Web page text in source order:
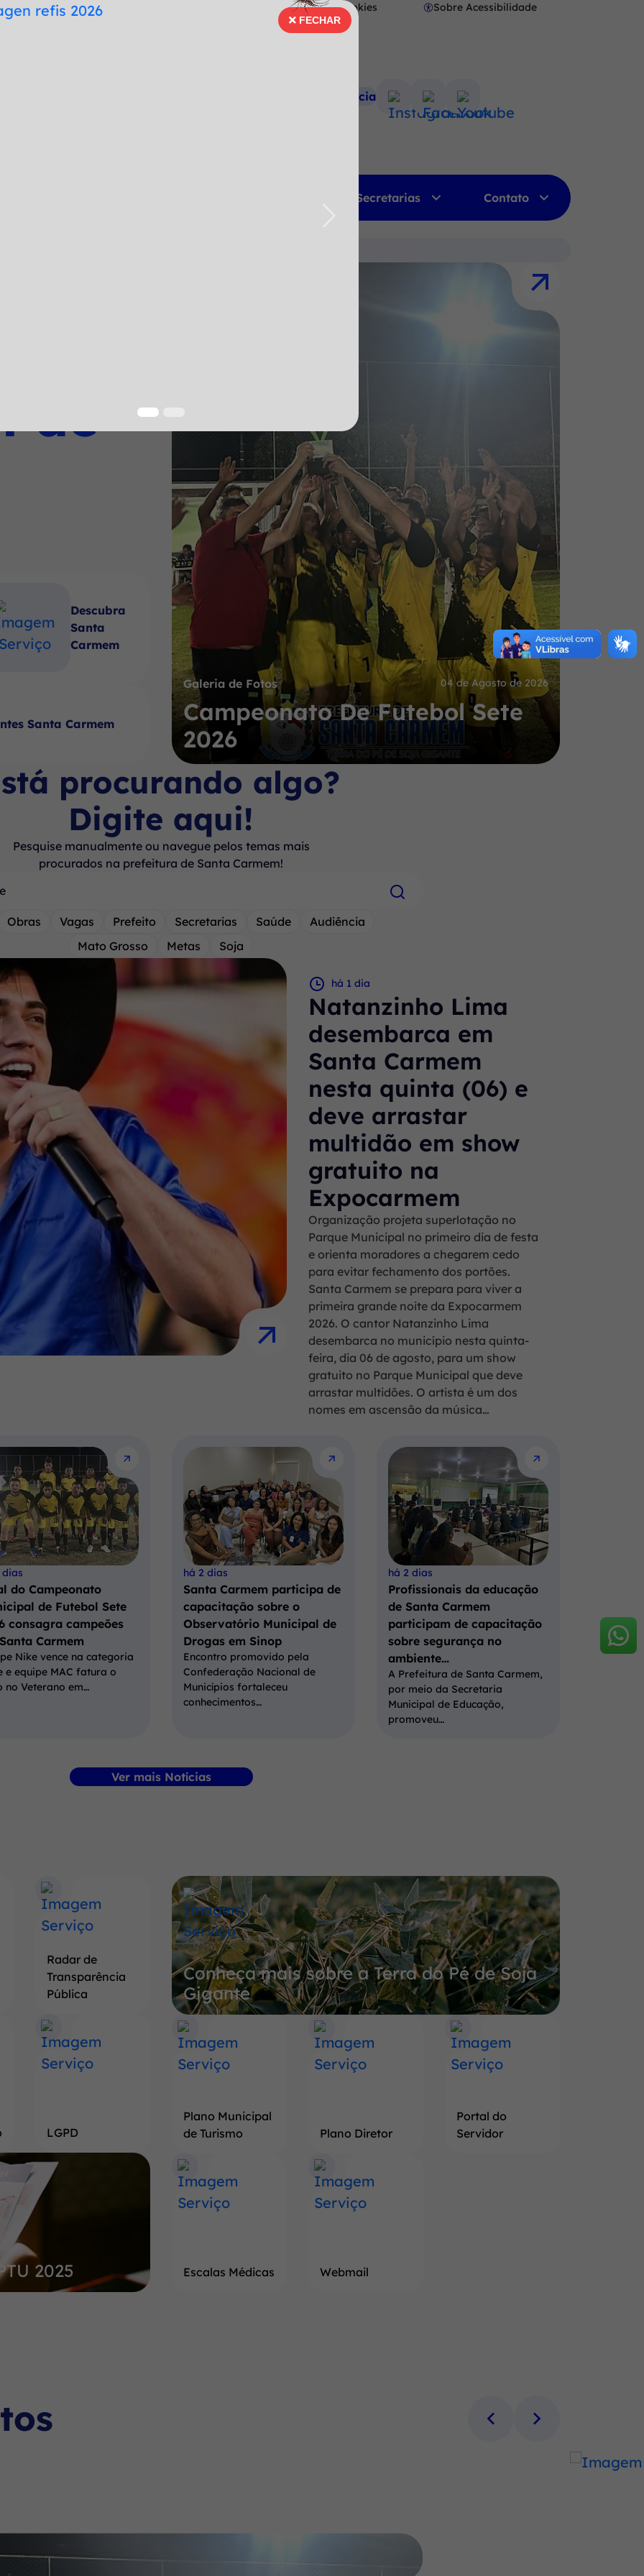
Mapa do Site Cookies
Abrir
Sobre Acessibilidade
Portal Transparência
Acessar
Social
Instagram
Acessar
a
Social
Facebook
Acessar
Social
Youtube
Secretarias Contato
FECHAR
Próximo
a
de
Descubra
Santa
Carmem
Santa Carmem
Galeria de Fotos 04 de Agosto de 2026
Campeonato De Futebol Sete
2026
procurando algo?
Digite aqui!
Pesquise manualmente ou navegue pelos temas mais
procurados na prefeitura de Santa Carmem!
Obras Vagas Prefeito Secretarias Saúde
Audiência
Mato Grosso
Metas Soja
há 1 dia
Natanzinho Lima
desembarca em
Santa Carmem
nesta quinta (06) e
deve arrastar
multidão em show
gratuito na
Expocarmem
Organização projeta superlotação no
Parque Municipal no primeiro dia de festa
e orienta moradores a chegarem cedo
para evitar fechamento dos portões.
Santa Carmem se prepara para viver a
primeira grande noite da Expocarmem
2026. O cantor Natanzinho Lima
desembarca no município nesta quinta-
feira, dia 06 de agosto, para um show
gratuito no Parque Municipal que deve
arrastar multidões. O artista é um dos
nomes em ascensão da música…
dias
do Campeonato
de Futebol Sete
consagra campeões
Carmem
Nike vence na categoria
e equipe MAC fatura o
no Veterano em…
há 2 dias
Santa Carmem participa de
capacitação sobre o
Observatório Municipal de
Drogas em Sinop
Encontro promovido pela
Confederação Nacional de
Municípios fortaleceu
conhecimentos…
há 2 dias
Profissionais da educação
de Santa Carmem
participam de capacitação
sobre segurança no
ambiente…
A Prefeitura de Santa Carmem,
por meio da Secretaria
Municipal de Educação,
promoveu…
Ver mais Notícias
Radar de
Transparência
Pública
LGPD
2025
Banner
Conheça
mais
sobre
a
Terra
do
Pé
de
Conheça mais sobre a Terra do Pé de Soja
Gigante
Plano Municipal
de Turismo
Plano Diretor
Portal do
Servidor
Escalas Médicas Webmail